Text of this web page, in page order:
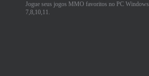
Jogue seus jogos MMO favoritos no PC Windows
7,8,10,11.